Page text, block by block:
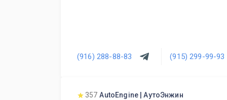
(916) 288-88-83 (915) 299-99-93
357 AutoEngine | АутоЭнжин